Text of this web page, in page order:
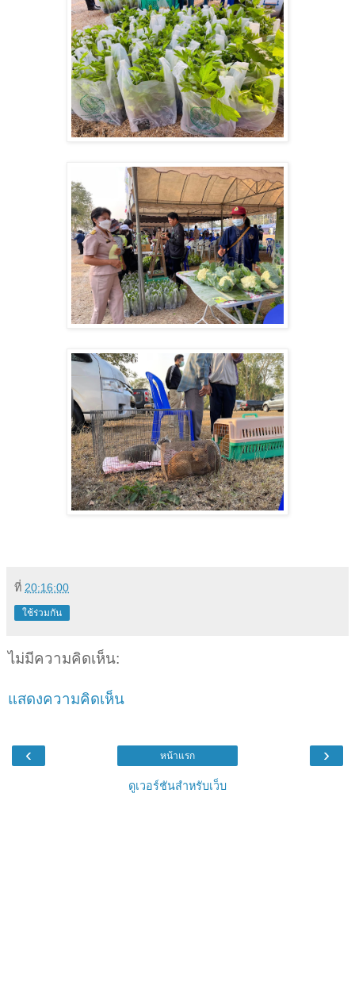
ที่ 20:16:00
ใช้ร่วมกัน
ไม่มีความคิดเห็น:
แสดงความคิดเห็น
‹ ›
หน้าแรก
ดูเวอร์ชันสำหรับเว็บ